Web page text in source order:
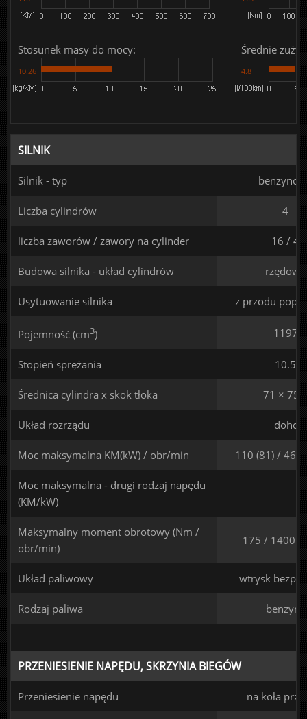
Stosunek masy do mocy:
10.26
Średnie
4.8
SILNIK
Silnik - typ
Liczba cylindrów 4
liczba zaworów / zawory na cylinder 16 / 4
Budowa silnika - układ cylindrów rzędowy
Usytuowanie silnika z przodu
Pojemność (cm3) 1197
Stopień sprężania 10.5
Średnica cylindra x skok tłoka 71 ×
Układ rozrządu dohc
Moc maksymalna KM(kW) / obr/min 110 (81) /
Moc maksymalna - drugi rodzaj napędu
(KM/kW)
Maksymalny moment obrotowy (Nm /
obr/min)
175 / 1400 -
Układ paliwowy wtrysk
Rodzaj paliwa benzyna
PRZENIESIENIE NAPĘDU, SKRZYNIA BIEGÓW
Przeniesienie napędu na koła